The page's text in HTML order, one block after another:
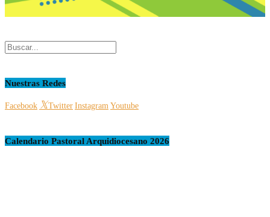
Nuestras Redes
Facebook Twitter Instagram Youtube
Calendario Pastoral Arquidiocesano 2026